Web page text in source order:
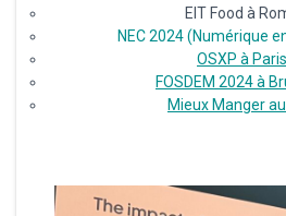
EIT Food à
NEC 2024 (Numérique
OSXP à Paris
FOSDEM 2024 à
Mieux Manger